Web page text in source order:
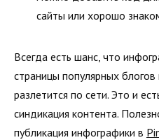
сайты или хорошо
Всегда есть шанс, что
страницы популярных
разлетится по сети. Это и
синдикация контента.
публикация инфографики в